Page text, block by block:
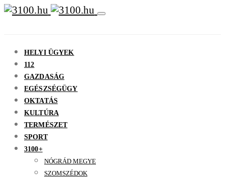
HELYI ÜGYEK
112
GAZDASÁG
EGÉSZSÉGÜGY
OKTATÁS
KULTÚRA
TERMÉSZET
SPORT
3100+
NÓGRÁD MEGYE
SZOMSZÉDOK